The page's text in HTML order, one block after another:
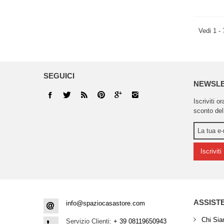
Vedi 1 -
SEGUICI
Iscriviti
sconto
Iscriviti
info@spaziocasastore.com
Servizio Clienti: + 39 08119650943 Chi